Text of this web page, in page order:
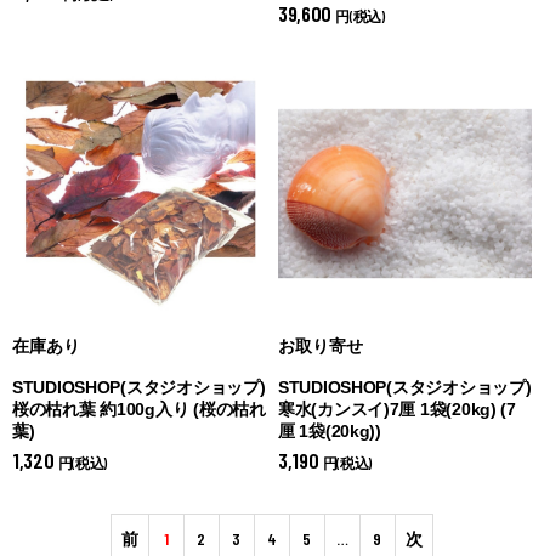
39,600 円(税込)
在庫あり
STUDIOSHOP(スタジオショップ)
桜の枯れ葉 約100g入り (桜の枯れ
葉)
1,320 円(税込)
お取り寄せ
STUDIOSHOP(スタジオショップ)
寒水(カンスイ)7厘 1袋(20kg) (7
厘 1袋(20kg))
3,190 円(税込)
前 1 2 3 4 5 … 9 次